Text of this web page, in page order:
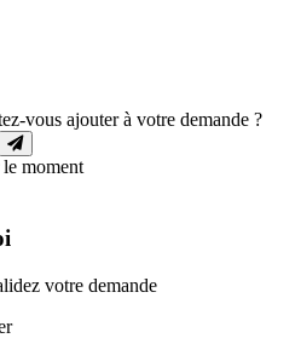
vous ajouter à votre demande ?
moment
votre demande